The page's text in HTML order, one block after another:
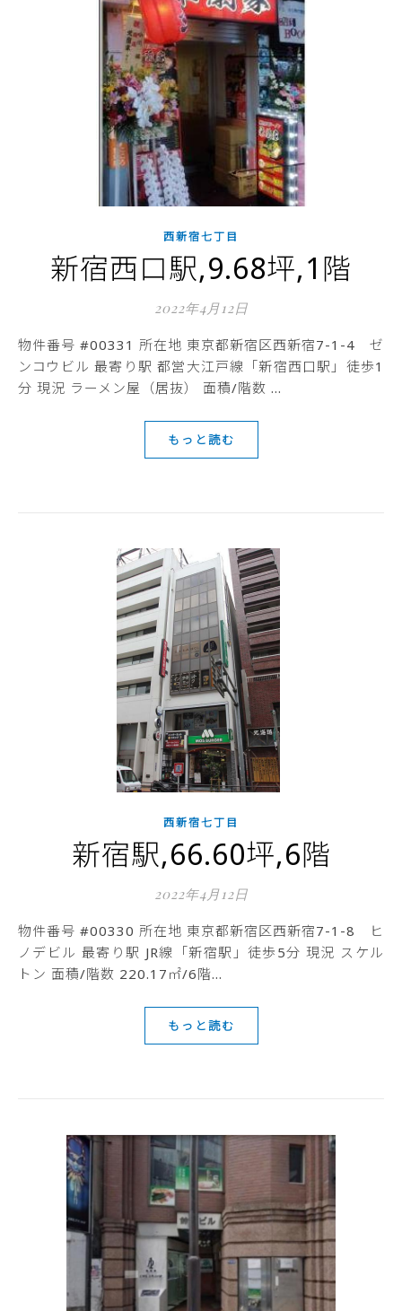
西新宿七丁目
新宿西口駅,9.68坪,1階
2022年4月12日
物件番号 #00331 所在地 東京都新宿区西新宿7-1-4 ゼ
ンコウビル 最寄り駅 都営大江戸線「新宿西口駅」徒歩1
分 現況 ラーメン屋（居抜） 面積/階数 …
もっと読む
西新宿七丁目
新宿駅,66.60坪,6階
2022年4月12日
物件番号 #00330 所在地 東京都新宿区西新宿7-1-8 ヒ
ノデビル 最寄り駅 JR線「新宿駅」徒歩5分 現況 スケル
トン 面積/階数 220.17㎡/6階…
もっと読む